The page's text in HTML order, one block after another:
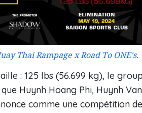
Thai Rampage x Road To ONE's.
: 125 lbs (56.699 kg), le
Huynh Hoang Phi, Huynh
comme une compétition